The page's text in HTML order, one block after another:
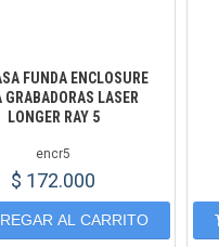
FUNDA ENCLOSURE
GRABADORAS LASER
LONGER RAY 5
encr5
$ 172.000
AL CARRITO